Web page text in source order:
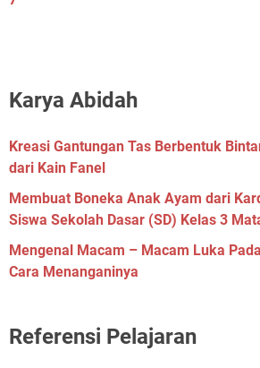
Karya Abidah
Kreasi Gantungan Tas Berbentuk
dari Kain Fanel
Membuat Boneka Anak Ayam dari
Siswa Sekolah Dasar (SD) Kelas 3
Mengenal Macam – Macam Luka
Cara Menanganinya
Referensi Pelajaran